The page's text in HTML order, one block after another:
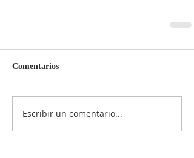
Comentarios
Escribir un comentario...